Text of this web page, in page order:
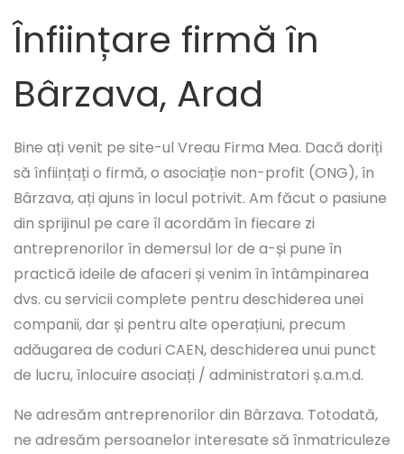
Înființare firmă în
Bârzava, Arad
Bine ați venit pe site-ul Vreau Firma Mea. Dacă doriți
să înființați o firmă, o asociație non-profit (ONG), în
Bârzava, ați ajuns în locul potrivit. Am făcut o pasiune
din sprijinul pe care îl acordăm în fiecare zi
antreprenorilor în demersul lor de a-și pune în
practică ideile de afaceri și venim în întâmpinarea
dvs. cu servicii complete pentru deschiderea unei
companii, dar și pentru alte operațiuni, precum
adăugarea de coduri CAEN, deschiderea unui punct
de lucru, înlocuire asociați / administratori ș.a.m.d.
Ne adresăm antreprenorilor din Bârzava. Totodată,
ne adresăm persoanelor interesate să înmatriculeze